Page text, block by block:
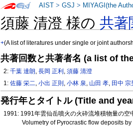
須藤 清澄 様の共著
+(A list of literatures under single or joint
共著回数と共著者名 (a list of
2:千葉 達朗,長岡 正利 ,須藤 清澄
1:佐藤 栄二,小出 正則 ,小林 泉, 山田 孝, 田中 宗
発行年とタイトル (Title and
1991: 1991年雲仙岳噴火の火砕流堆積物量の空
Volumetry of Pyrocrastic flow deposits
AIST >GSJ > MIYAGI(the